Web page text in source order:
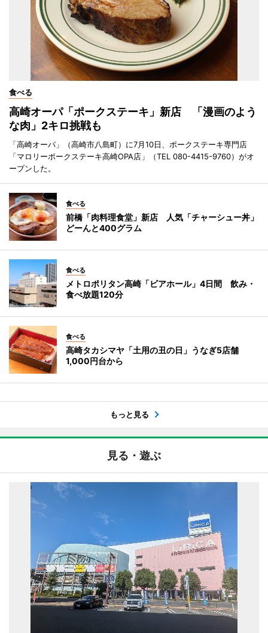
食べる
高崎オーパ「ポークステーキ」新店 「漫画のよう
な肉」2キロ挑戦も
「高崎オーパ」（高崎市八島町）に7月10日、ポークステーキ専門店
「マロリーポークステーキ高崎OPA店」（TEL 080-4415-9760）がオ
ープンした。
食べる
前橋「肉料理食堂」新店 人気「チャーシュー丼」
どーんと400グラム
食べる
メトロポリタン高崎「ビアホール」4日間 飲み・
食べ放題120分
食べる
高崎タカシマヤ「土用の丑の日」うなぎ5店舗
1,000円台から
もっと見る
見る・遊ぶ